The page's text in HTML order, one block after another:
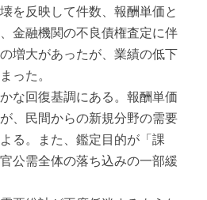
を反映して件数、報酬単価と
金融機関の不良債権査定に伴
増大があったが、業績の低下
った。
な回復基調にある。報酬単価
、民間からの新規分野の需要
る。また、鑑定目的が「課
公需全体の落ち込みの一部緩